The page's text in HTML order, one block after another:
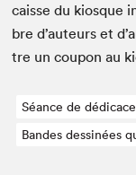
caisse du kiosque
bre d’auteurs et
tre un coupon au
Séance de dédicace
Bandes dessinées